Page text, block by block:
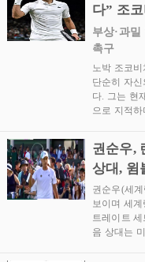
다” 조
부상·과
촉구
노박 조코
단순히 자
다. 그는 현
으로 지적
권순우,
상대, 윔
권순우(세
보이며 세
트레이트
음 상대는